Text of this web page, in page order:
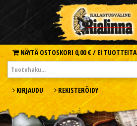
NÄYTÄ OSTOSKORI 0,00 € / EI TUOTTEITA
KIRJAUDU REKISTERÖIDY